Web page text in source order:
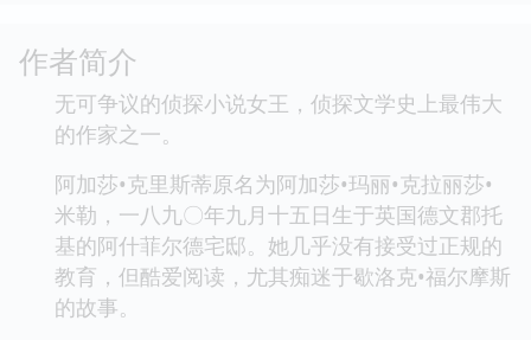
作者简介
无可争议的侦探小说女王，侦探文学史上最伟大
的作家之一。
阿加莎•克里斯蒂原名为阿加莎•玛丽•克拉丽莎•
米勒，一八九〇年九月十五日生于英国德文郡托
基的阿什菲尔德宅邸。她几乎没有接受过正规的
教育，但酷爱阅读，尤其痴迷于歇洛克•福尔摩斯
的故事。